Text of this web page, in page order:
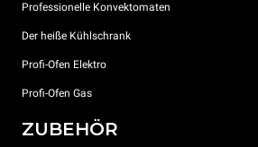
Professionelle Konvektomaten
Der heiße Kühlschrank
Profi-Ofen Elektro
Profi-Ofen Gas
ZUBEHÖR